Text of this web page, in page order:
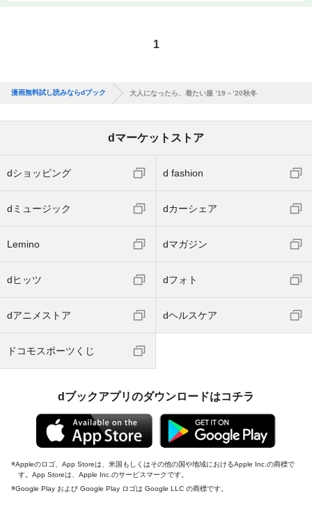
1
漫画無料試し読みならdブック 大人になったら、着たい服 ’19－’20秋冬
dマーケットストア
dショッピング d fashion
dミュージック dカーシェア
Lemino dマガジン
dヒッツ dフォト
dアニメストア dヘルスケア
ドコモスポーツくじ
dブックアプリのダウンロードはコチラ
Appleのロゴ、App Storeは、米国もしくはその他の国や地域におけるApple Inc.の商標で
す。App Storeは、Apple Inc.のサービスマークです。
Google Play および Google Play ロゴは Google LLC の商標です。